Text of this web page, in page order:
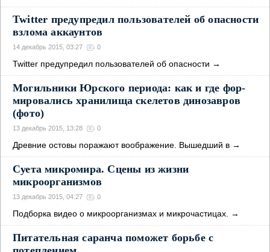
Twitter предупредил пользователей об опасности
взлома аккаунтов
14 декабрь 2015, 03:27 0
Twitter предупредил пользователей об опасности →
Могильники Юрского периода: как и где фор­­
мировались хранилища скелетов динозавров
(фото)
13 декабрь 2015, 13:28 0
Древние остовы поражают воображение. Вышедший в →
Суета микромира. Сцены из жизни
микроорганизмов
13 декабрь 2015, 04:27 0
Подборка видео о микроорганизмах и микрочастицах. →
Питательная саранча поможет борьбе с